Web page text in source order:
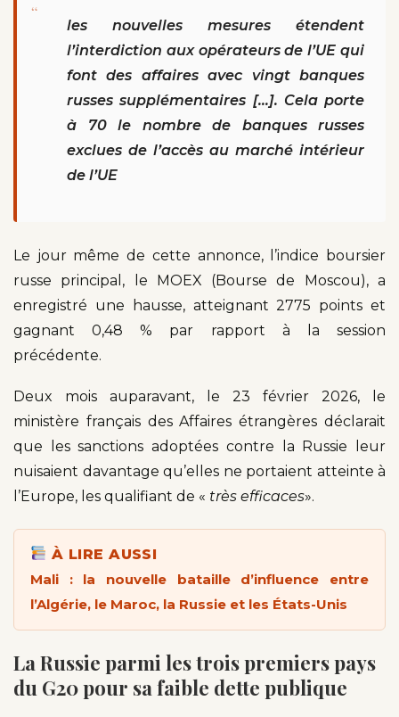
“
les nouvelles mesures étendent
l’interdiction aux opérateurs de l’UE qui
font des affaires avec vingt banques
russes supplémentaires […]. Cela porte
à 70 le nombre de banques russes
exclues de l’accès au marché intérieur
de l’UE
Le jour même de cette annonce, l’indice boursier
russe principal, le MOEX (Bourse de Moscou), a
enregistré une hausse, atteignant 2775 points et
gagnant 0,48 % par rapport à la session
précédente.
Deux mois auparavant, le 23 février 2026, le
ministère français des Affaires étrangères déclarait
que les sanctions adoptées contre la Russie leur
nuisaient davantage qu’elles ne portaient atteinte à
l’Europe, les qualifiant de « très efficaces».
À LIRE AUSSI
Mali : la nouvelle bataille d’influence entre
l’Algérie, le Maroc, la Russie et les États-Unis
La Russie parmi les trois premiers pays
du G20 pour sa faible dette publique